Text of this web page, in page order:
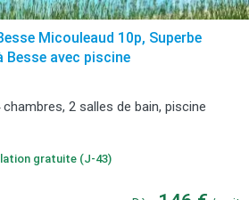
Micouleaud 10p, Superbe
Besse avec piscine
2 salles de bain, piscine
gratuite (J-43)